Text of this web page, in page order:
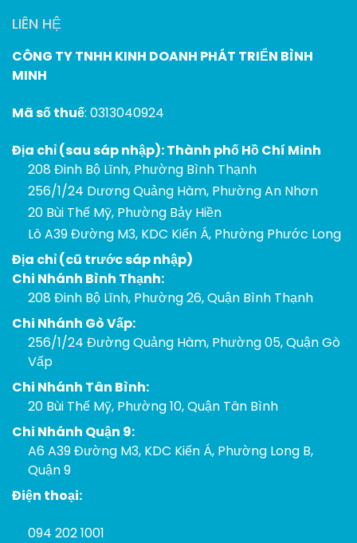
LIÊN HỆ
CÔNG TY TNHH KINH DOANH PHÁT TRIỂN BÌNH
MINH
Mã số thuế: 0313040924
Địa chỉ (sau sáp nhập): Thành phố Hồ Chí Minh
208 Đinh Bộ Lĩnh, Phường Bình Thạnh
256/1/24 Dương Quảng Hàm, Phường An Nhơn
20 Bùi Thế Mỹ, Phường Bảy Hiền
Lô A39 Đường M3, KDC Kiến Á, Phường Phước Long
Địa chỉ (cũ trước sáp nhập)
Chi Nhánh Bình Thạnh:
208 Đinh Bộ Lĩnh, Phường 26, Quận Bình Thạnh
Chi Nhánh Gò Vấp:
256/1/24 Đường Quảng Hàm, Phường 05, Quận Gò
Vấp
Chi Nhánh Tân Bình:
20 Bùi Thế Mỹ, Phường 10, Quận Tân Bình
Chi Nhánh Quận 9:
A6 A39 Đường M3, KDC Kiến Á, Phường Long B,
Quận 9
Điện thoại:
094 202 1001